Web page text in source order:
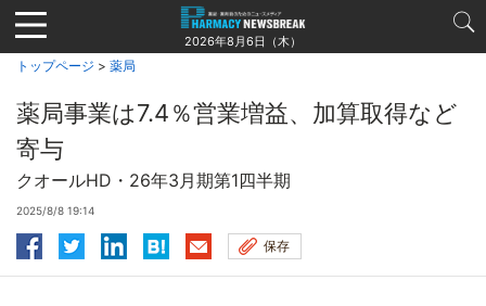
Jump
to
navigation
2026年8月6日（木）
トップページ > 薬局
薬局事業は7.4％営業増益、加算取得など
寄与
クオールHD・26年3月期第1四半期
2025/8/8 19:14
保存